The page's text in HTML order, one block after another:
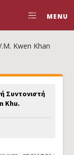
MENU
Kwen Khan
Συντονιστή
Khu.